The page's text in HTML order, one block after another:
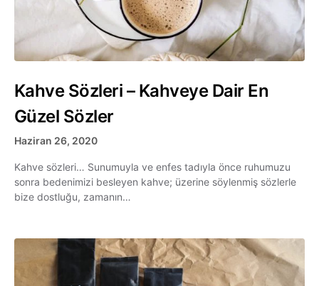
Kahve Sözleri – Kahveye Dair En
Güzel Sözler
Haziran 26, 2020
Kahve sözleri… Sunumuyla ve enfes tadıyla önce ruhumuzu
sonra bedenimizi besleyen kahve; üzerine söylenmiş sözlerle
bize dostluğu, zamanın…